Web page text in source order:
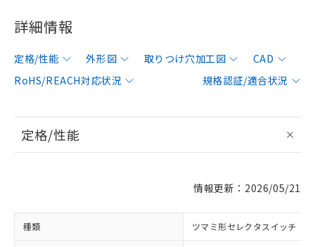
詳細情報
定格/性能 外形図 取りつけ穴加工図
CAD
RoHS/REACH対応状況
規格認証/適合状況
定格/性能
情報更新：2026/05/21
種類 ツマミ形セレクタスイッチ